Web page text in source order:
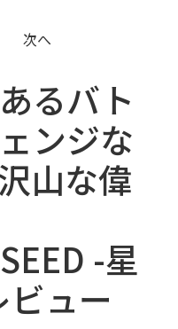
次へ
るバト
ンジな
山な偉
-星
ュー